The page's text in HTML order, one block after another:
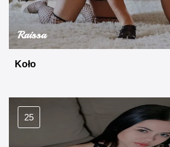
Raissa
Koło
25